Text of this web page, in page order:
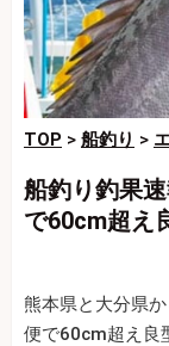
TOP > 船釣り >
船釣り釣果
で60cm超え
熊本県と大分県
便で60cm超え良